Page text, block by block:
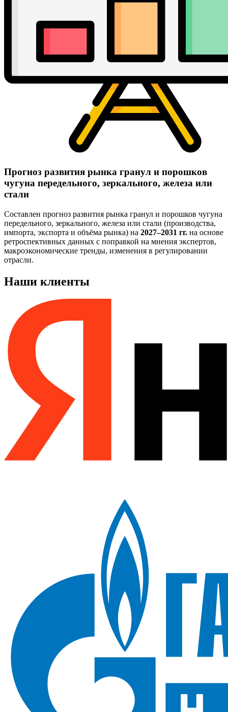
Прогноз развития рынка гранул и порошков
чугуна передельного, зеркального, железа или
стали
Составлен прогноз развития рынка гранул и порошков чугуна
передельного, зеркального, железа или стали (производства,
импорта, экспорта и объёма рынка) на 2027–2031 гг. на основе
ретроспективных данных с поправкой на мнения экспертов,
макроэкономические тренды, изменения в регулировании
отрасли.
Наши клиенты